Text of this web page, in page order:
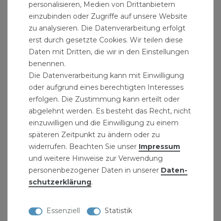
DichtungselementeDie Dichtheit der
Verbindungen wird durch Dichtungselemente
aus beständigen Elastomeren sichergestellt.
Diese sind in der Sickennut angebracht. Die
Dichtungseigenschaften bleiben auch bei
Verformung oder Rohrumlenkung erhalten.
100 % DICHTIGKEIT IN DER VERBINDUNG
WURZELFESTIGKEIT
Verstärkte WandDie KG-System (PVC-U)-Rohre
und -Formstücke werden in Übereinstimmung
mit den gültigen europäischen Normen
hergestellt. Rohre werden nach der DIN EN
der DIN EN 1401 produziert. Das System hat die
personalisieren, Medien von Drittanbietern
einzubinden oder Zugriffe auf unsere Website
zu analysieren. Die Datenverarbeitung erfolgt
erst durch gesetzte Cookies. Wir teilen diese
Daten mit Dritten, die wir in den Einstellungen
benennen.
Die Datenverarbeitung kann mit Einwilligung
oder aufgrund eines berechtigten Interesses
erfolgen. Die Zustimmung kann erteilt oder
abgelehnt werden. Es besteht das Recht, nicht
einzuwilligen und die Einwilligung zu einem
späteren Zeitpunkt zu ändern oder zu
widerrufen. Beachten Sie unser Impressum
und weitere Hinweise zur Verwendung
personenbezogener Daten in unserer Daten­
schutz­erklärung.
Essenziell Statistik